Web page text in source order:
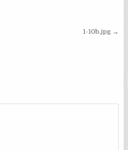
1-10b.jpg →